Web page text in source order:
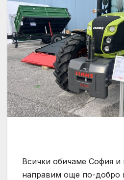
Всички обичаме София и
направим още по-добро